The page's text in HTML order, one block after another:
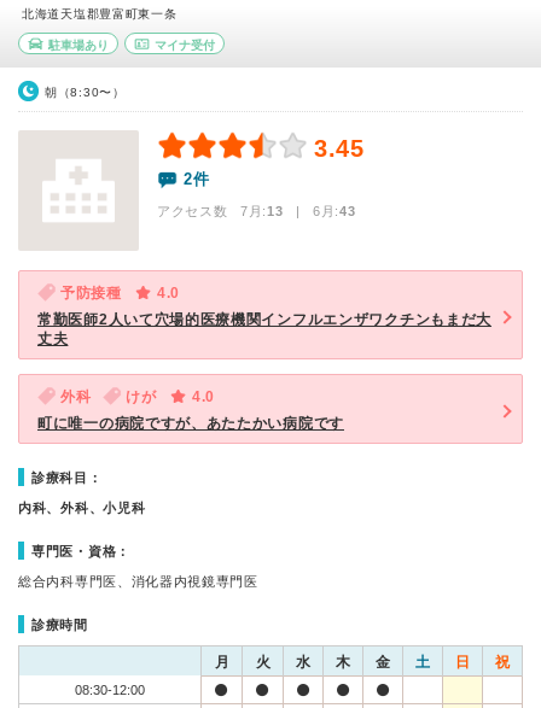
北海道天塩郡豊富町東一条
駐車場あり マイナ受付
朝（8:30〜）
3.45
2件
アクセス数 7月:13 | 6月:43
予防接種
4.0
常勤医師2人いて穴場的医療機関インフルエンザワクチンもまだ大
丈夫
外科 けが
4.0
町に唯一の病院ですが、あたたかい病院です
診療科目：
内科、外科、小児科
専門医・資格：
総合内科専門医、消化器内視鏡専門医
診療時間
月 火 水 木 金 土 日 祝
08:30-12:00